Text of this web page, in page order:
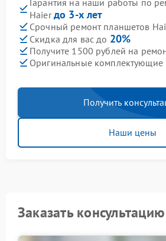
Гарантия на наши работы по
Haierдо 3-х лет
Срочный ремонт планшетов
Скидка для вас до 20%
Получите 1500 рублей на
Оригинальные комплектующие
Получить
Наши цены
Заказать консультацию